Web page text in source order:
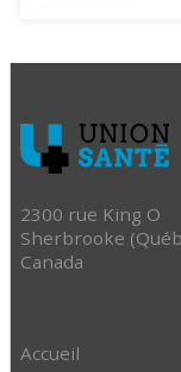
2300 rue King O
Sherbrooke
Canada
Accueil